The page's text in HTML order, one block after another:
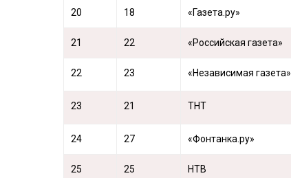
20 18 «Газета.ру»
21 22 «Российская газета»
22 23 «Независимая газета»
23 21 ТНТ
24 27 «Фонтанка.ру»
25 25 НТВ